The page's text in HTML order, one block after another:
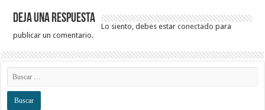
Deja una respuesta
Lo siento, debes estarconectado para
publicar un comentario.